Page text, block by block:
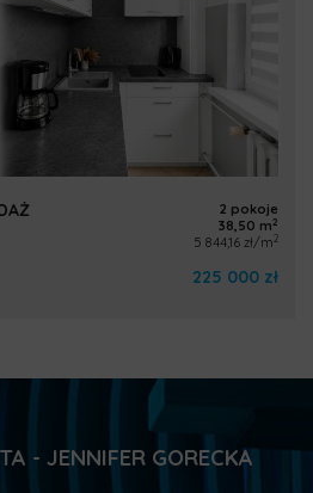
2 pokoje
38,50 m2
5 844,16 zł/m 2
225 000 zł
- JENNIFER GORECKA